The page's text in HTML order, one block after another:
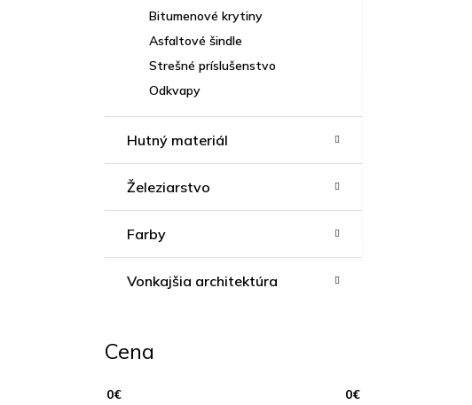
Bitumenové krytiny
Asfaltové šindle
Strešné príslušenstvo
Odkvapy
Hutný materiál
Železiarstvo
Farby
Vonkajšia architektúra
Cena